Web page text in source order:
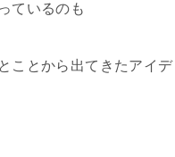
ているのも
ことから出てきたアイ